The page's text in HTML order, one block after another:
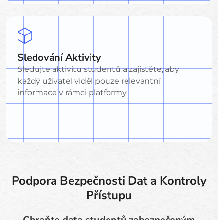
Sledování Aktivity
Sledujte aktivitu studentů a zajistěte, aby
každý uživatel viděl pouze relevantní
informace v rámci platformy.
Podpora Bezpečnosti Dat a Kontroly
Přístupu